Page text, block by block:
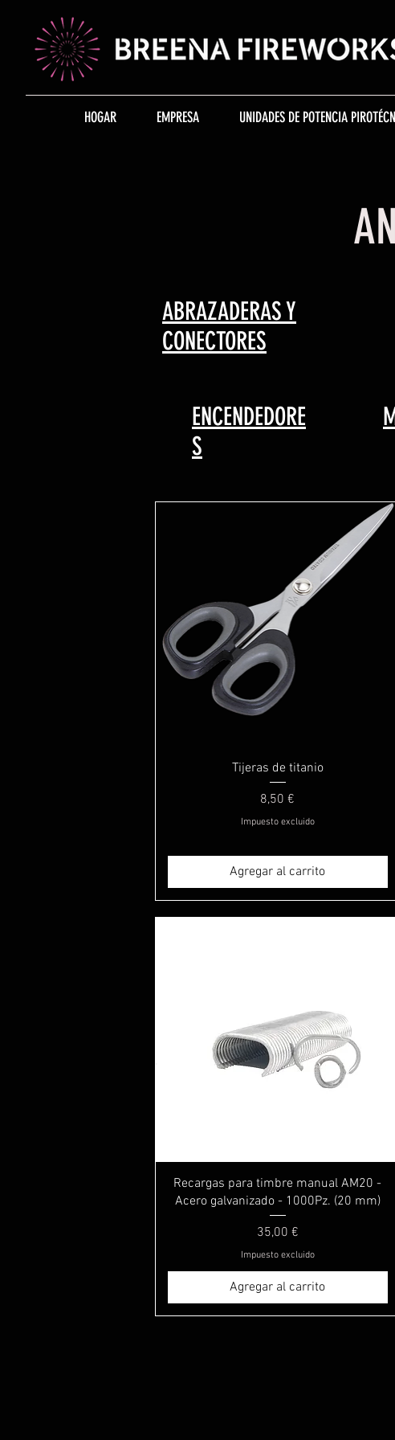
HOGAR EMPRESA UNIDADES DE POTENCIA
ABRAZADERAS Y
CONECTORES
ENCENDEDORE
S
Vista rápida
Tijeras de titanio
Precio
8,50 €
Impuesto excluido
Agregar al carrito
Vista rápida
Recargas para timbre manual AM20 -
Acero galvanizado - 1000Pz. (20 mm)
Precio
35,00 €
Impuesto excluido
Agregar al carrito